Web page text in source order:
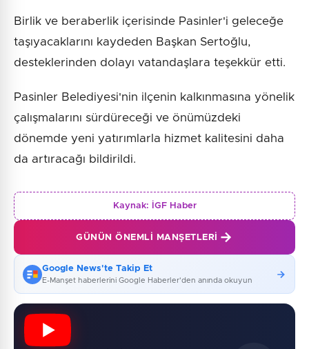
Birlik ve beraberlik içerisinde Pasinler'i geleceğe
taşıyacaklarını kaydeden Başkan Sertoğlu,
desteklerinden dolayı vatandaşlara teşekkür etti.
Pasinler Belediyesi'nin ilçenin kalkınmasına yönelik
çalışmalarını sürdüreceği ve önümüzdeki
dönemde yeni yatırımlarla hizmet kalitesini daha
da artıracağı bildirildi.
Kaynak: İGF Haber
GÜNÜN ÖNEMLI MANŞETLERI
Google News'te Takip Et
E-Manşet haberlerini Google Haberler'den anında okuyun